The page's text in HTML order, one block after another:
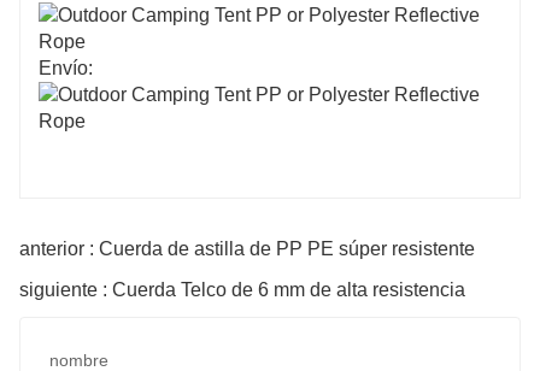
Envío:
anterior : Cuerda de astilla de PP PE súper resistente
siguiente : Cuerda Telco de 6 mm de alta resistencia
nombre